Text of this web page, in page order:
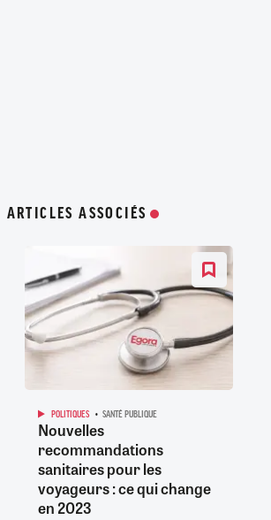
ARTICLES ASSOCIÉS
POLITIQUES SANTÉ PUBLIQUE
Nouvelles
recommandations
sanitaires pour les
voyageurs : ce qui change
en 2023